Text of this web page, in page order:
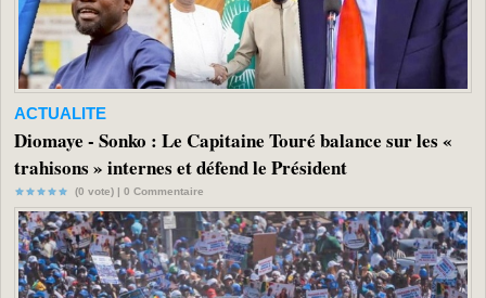
ACTUALITE
Diomaye - Sonko : Le Capitaine Touré balance sur les «
trahisons » internes et défend le Président
(0 vote) | 0 Commentaire